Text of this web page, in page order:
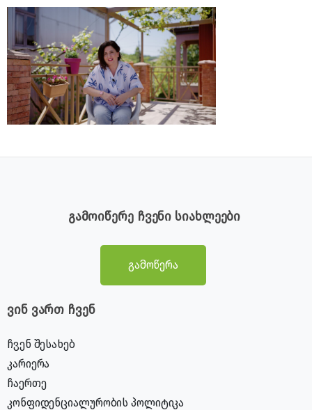
გამოიწერე ჩვენი სიახლეები
გამოწერა
ვინ ვართ ჩვენ
ჩვენ შესახებ
კარიერა
ჩაერთე
კონფიდენციალურობის პოლიტიკა